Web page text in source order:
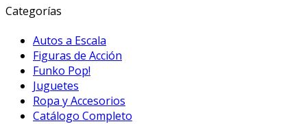
Categorías
Autos a Escala
Figuras de Acción
Funko Pop!
Juguetes
Ropa y Accesorios
Catálogo Completo